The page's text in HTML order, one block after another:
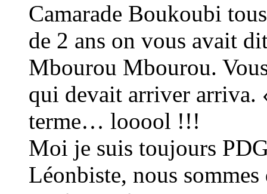
Camarade Boukoubi
de 2 ans on vous avait
Mbourou Mbourou.
qui devait arriver arriva.
terme… looool !!!
Moi je suis toujours
Léonbiste, nous